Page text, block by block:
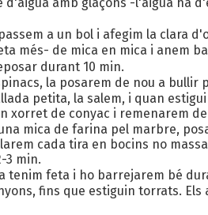
a un bol i afegim la clara
més- de mica en mica i anem
durant 10 min.
la posarem de nou a bullir
petita, la salem, i quan
xorret de conyac i remenarem
mica de farina pel marbre,
cada tira en bocins no
3 min.
tenim feta i ho barrejarem bé
fins que estiguin torrats.